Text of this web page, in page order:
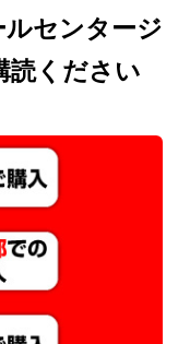
ルセンタージ
読ください